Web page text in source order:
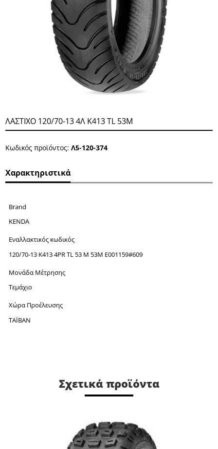
ΛΑΣΤΙΧΟ 120/70-13 4Λ Κ413 TL 53M
Κωδικός προϊόντος:Λ5-120-374
Χαρακτηριστικά
Brand
KENDA
Εναλλακτικός κωδικός
120/70-13 K413 4PR TL 53 M 53M E001159#609
Μονάδα Μέτρησης
Τεμάχιο
Χώρα Προέλευσης
ΤΑΪΒΑΝ
Σχετικά προϊόντα